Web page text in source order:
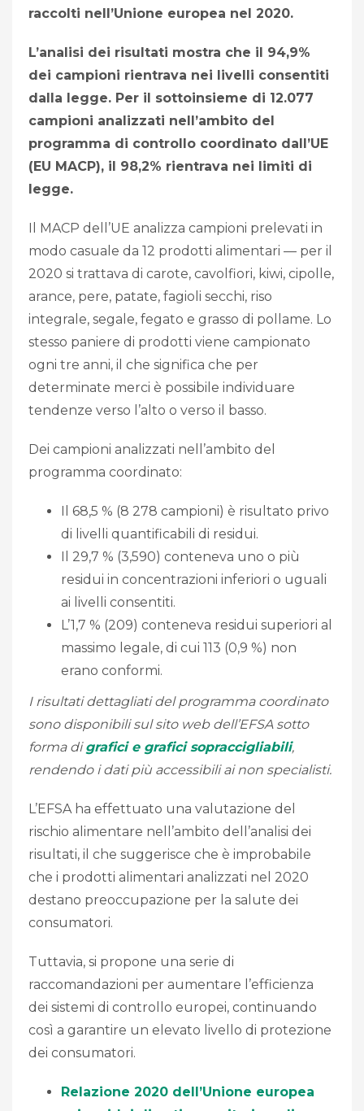
raccolti nell’Unione europea nel 2020.
L’analisi dei risultati mostra che il 94,9%
dei campioni rientrava nei livelli consentiti
dalla legge. Per il sottoinsieme di 12.077
campioni analizzati nell’ambito del
programma di controllo coordinato dall’UE
(EU MACP), il 98,2% rientrava nei limiti di
legge.
Il MACP dell’UE analizza campioni prelevati in
modo casuale da 12 prodotti alimentari — per il
2020 si trattava di carote, cavolfiori, kiwi, cipolle,
arance, pere, patate, fagioli secchi, riso
integrale, segale, fegato e grasso di pollame. Lo
stesso paniere di prodotti viene campionato
ogni tre anni, il che significa che per
determinate merci è possibile individuare
tendenze verso l’alto o verso il basso.
Dei campioni analizzati nell’ambito del
programma coordinato:
Il 68,5 % (8 278 campioni) è risultato privo
di livelli quantificabili di residui.
Il 29,7 % (3,590) conteneva uno o più
residui in concentrazioni inferiori o uguali
ai livelli consentiti.
L’1,7 % (209) conteneva residui superiori al
massimo legale, di cui 113 (0,9 %) non
erano conformi.
I risultati dettagliati del programma coordinato
sono disponibili sul sito web dell’EFSA sotto
forma digrafici e grafici sopraccigliabili,
rendendo i dati più accessibili ai non specialisti.
L’EFSA ha effettuato una valutazione del
rischio alimentare nell’ambito dell’analisi dei
risultati, il che suggerisce che è improbabile
che i prodotti alimentari analizzati nel 2020
destano preoccupazione per la salute dei
consumatori.
Tuttavia, si propone una serie di
raccomandazioni per aumentare l’efficienza
dei sistemi di controllo europei, continuando
così a garantire un elevato livello di protezione
dei consumatori.
Relazione 2020 dell’Unione europea